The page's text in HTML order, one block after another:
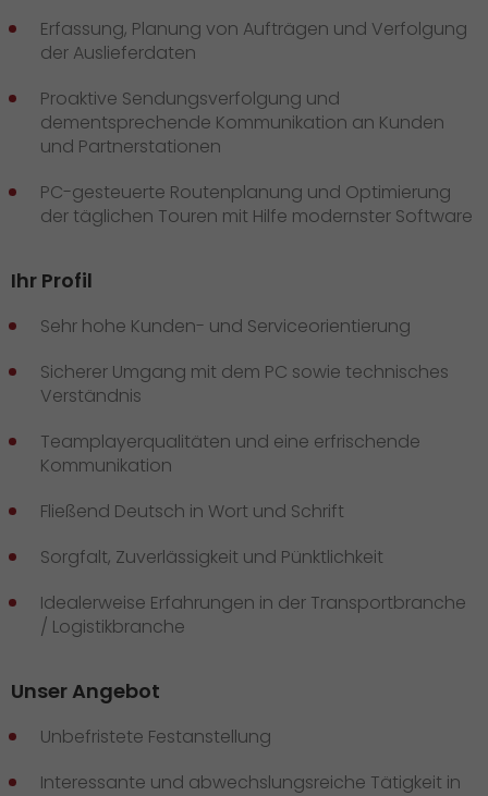
Erfassung, Planung von Aufträgen und Verfolgung
der Auslieferdaten
Proaktive Sendungsverfolgung und
dementsprechende Kommunikation an Kunden
und Partnerstationen
PC-gesteuerte Routenplanung und Optimierung
der täglichen Touren mit Hilfe modernster Software
Ihr Profil
Sehr hohe Kunden- und Serviceorientierung
Sicherer Umgang mit dem PC sowie technisches
Verständnis
Teamplayerqualitäten und eine erfrischende
Kommunikation
Fließend Deutsch in Wort und Schrift
Sorgfalt, Zuverlässigkeit und Pünktlichkeit
Idealerweise Erfahrungen in der Transportbranche
/ Logistikbranche
Unser Angebot
Unbefristete Festanstellung
Interessante und abwechslungsreiche Tätigkeit in